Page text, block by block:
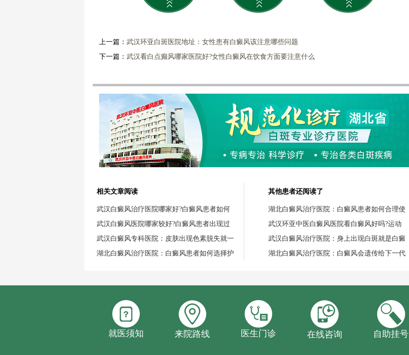
上一篇： 武汉环亚白斑医院地址：女性患有白癜风该注意哪些问题
下一篇： 武汉看白点癫风哪家医院好?女性白癜风在饮食方面要注意什么
相关文章阅读
武汉白癜风治疗医院哪家好?白癜风患者如何
武汉白癜风医院哪家较好?白癜风患者出现过
武汉白癜风专科医院：皮肤出现色素脱失就一
湖北白癜风治疗医院：白癜风患者如何选择护
其他患者还阅读了
湖北白癜风治疗医院：白癜风患者如何合理使
武汉环亚中医白癜风医院看白癜风好吗?运动
武汉白癜风治疗医院：身上出现白斑就是白癜
湖北白癜风治疗医院：白癜风会遗传给下一代
就医须知 来院路线 医生门诊 在线咨询 自助挂号